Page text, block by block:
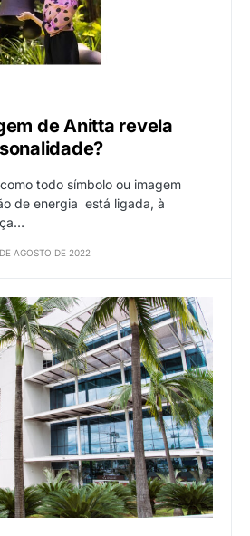
de Anitta revela
todo símbolo ou imagem
de energia está ligada, à
AGOSTO DE 2022